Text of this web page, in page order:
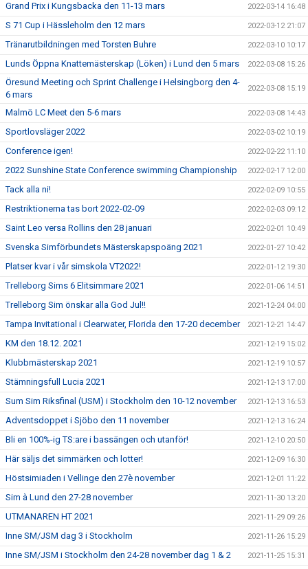
Grand Prix i Kungsbacka den 11-13 mars 2022-03-14 16:48
S 71 Cup i Hässleholm den 12 mars 2022-03-12 21:07
Tränarutbildningen med Torsten Buhre 2022-03-10 10:17
Lunds Öppna Knattemästerskap (Löken) i Lund den 5 mars 2022-03-08 15:26
Öresund Meeting och Sprint Challenge i Helsingborg den 4-
6 mars
2022-03-08 15:19
Malmö LC Meet den 5-6 mars 2022-03-08 14:43
Sportlovsläger 2022 2022-03-02 10:19
Conference igen! 2022-02-22 11:10
2022 Sunshine State Conference swimming Championship 2022-02-17 12:00
Tack alla ni! 2022-02-09 10:55
Restriktionerna tas bort 2022-02-09 2022-02-03 09:12
Saint Leo versa Rollins den 28 januari 2022-02-01 10:49
Svenska Simförbundets Mästerskapspoäng 2021 2022-01-27 10:42
Platser kvar i vår simskola VT2022! 2022-01-12 19:30
Trelleborg Sims 6 Elitsimmare 2021 2022-01-06 14:51
Trelleborg Sim önskar alla God Jul!! 2021-12-24 04:00
Tampa Invitational i Clearwater, Florida den 17-20 december 2021-12-21 14:47
KM den 18.12. 2021 2021-12-19 15:02
Klubbmästerskap 2021 2021-12-19 10:57
Stämningsfull Lucia 2021 2021-12-13 17:00
Sum Sim Riksfinal (USM) i Stockholm den 10-12 november 2021-12-13 16:53
Adventsdoppet i Sjöbo den 11 november 2021-12-13 16:24
Bli en 100%-ig TS:are i bassängen och utanför! 2021-12-10 20:50
Här säljs det simmärken och lotter! 2021-12-09 16:30
Höstsimiaden i Vellinge den 27è november 2021-12-01 11:22
Sim à Lund den 27-28 november 2021-11-30 13:20
UTMANAREN HT 2021 2021-11-29 09:26
Inne SM/JSM dag 3 i Stockholm 2021-11-26 15:29
Inne SM/JSM i Stockholm den 24-28 november dag 1 & 2 2021-11-25 15:31